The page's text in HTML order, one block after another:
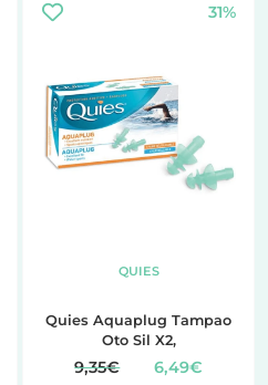
31%
QUIES
Quies Aquaplug Tampao
Oto Sil X2,
9,35€ 6,49€